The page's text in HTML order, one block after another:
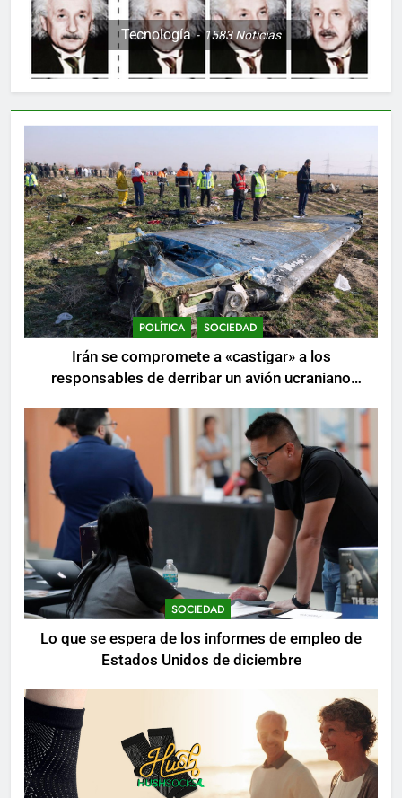
Tecnología 1583Noticias
POLÍTICA SOCIEDAD
Irán se compromete a «castigar» a los
responsables de derribar un avión ucraniano
SOCIEDAD
Lo que se espera de los informes de empleo de
Estados Unidos de diciembre